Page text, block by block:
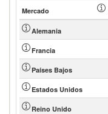
Mercado
Alemania
Francia
Países Bajos
Estados Unidos
Reino Unido